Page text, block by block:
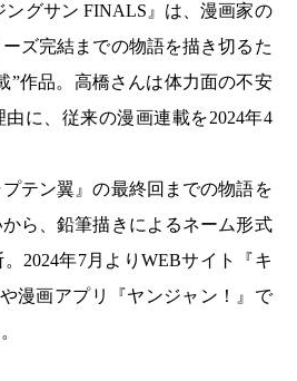
ングサン FINALS』は、漫画家の
ズ完結までの物語を描き切るた
”作品。高橋さんは体力面の不安
に、従来の漫画連載を2024年4
テン翼』の最終回までの物語を
ら、鉛筆描きによるネーム形式
2024年7月よりWEBサイト『キ
漫画アプリ『ヤンジャン！』で